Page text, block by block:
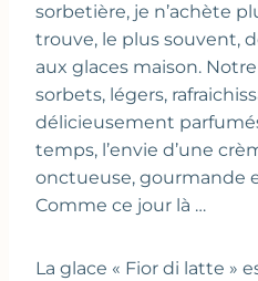
sorbetière, je n’achète
trouve, le plus souvent,
aux glaces maison.
sorbets, légers,
délicieusement
temps, l’envie d’une
onctueuse, gourmande
Comme ce jour là …
La glace « Fior di latte »